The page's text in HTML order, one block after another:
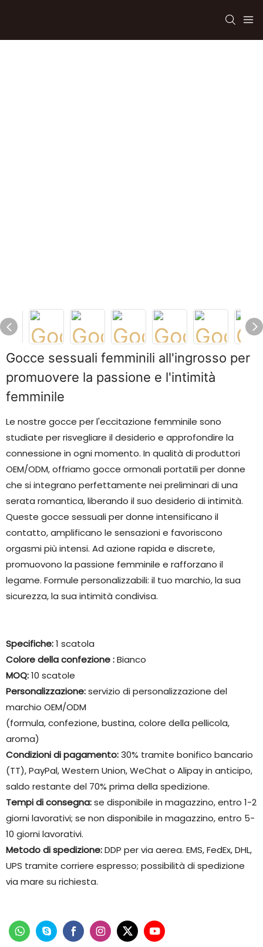
Gocce sessuali femminili all'ingrosso per
promuovere la passione e l'intimità
femminile
Le nostre gocce per l'eccitazione femminile sono
studiate per risvegliare il desiderio e approfondire la
connessione in ogni momento. In qualità di produttori
OEM/ODM, offriamo gocce ormonali portatili per donne
che si integrano perfettamente nei preliminari di una
serata romantica, liberando il suo desiderio di intimità.
Queste gocce sessuali per donne intensificano il
contatto, amplificano le sensazioni e favoriscono
orgasmi più intensi. Ad azione rapida e discrete,
promuovono la passione femminile e rafforzano il
legame. Formule personalizzabili: il tuo marchio, la sua
sicurezza, la sua intimità condivisa.
Specifiche:1 scatola
Colore della confezione:Bianco
MOQ:10 scatole
Personalizzazione:servizio di personalizzazione del
marchio OEM/ODM
(formula, confezione, bustina, colore della pellicola,
aroma)
Condizioni di pagamento:30% tramite bonifico bancario
(TT), PayPal, Western Union, WeChat o Alipay in anticipo,
saldo restante del 70% prima della spedizione.
Tempi di consegna:se disponibile in magazzino, entro 1-2
giorni lavorativi; se non disponibile in magazzino, entro 5-
10 giorni lavorativi.
Metodo di spedizione:DDP per via aerea. EMS, FedEx, DHL,
UPS tramite corriere espresso; possibilità di spedizione
via mare su richiesta.